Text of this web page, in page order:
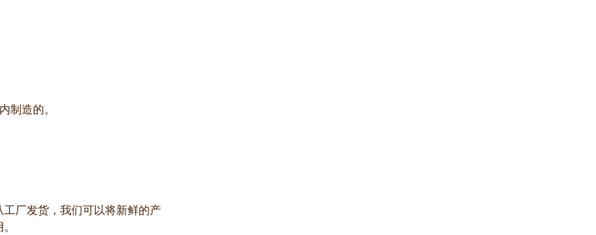
制造的。
厂发货，我们可以将新鲜的产